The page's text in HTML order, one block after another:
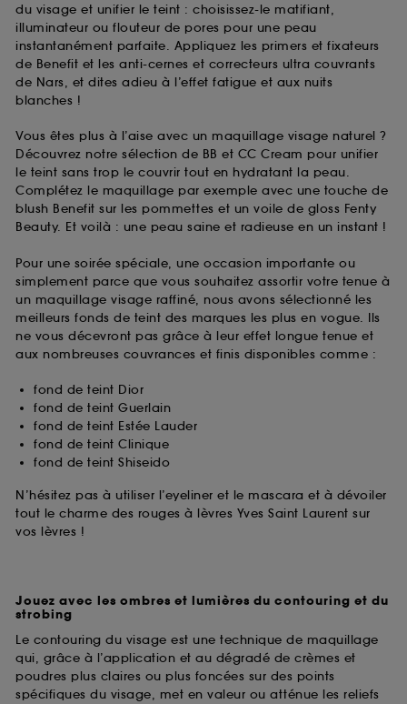
du visage et unifier le teint : choisissez-le matifiant,
illuminateur ou flouteur de pores pour une peau
instantanément parfaite. Appliquez les primers et fixateurs
de Benefit et les anti-cernes et correcteurs ultra couvrants
de Nars, et dites adieu à l’effet fatigue et aux nuits
blanches !
Vous êtes plus à l’aise avec un maquillage visage naturel ?
Découvrez notre sélection de BB et CC Cream pour unifier
le teint sans trop le couvrir tout en hydratant la peau.
Complétez le maquillage par exemple avec une touche de
blush Benefit sur les pommettes et un voile de gloss Fenty
Beauty. Et voilà : une peau saine et radieuse en un instant !
Pour une soirée spéciale, une occasion importante ou
simplement parce que vous souhaitez assortir votre tenue à
un maquillage visage raffiné, nous avons sélectionné les
meilleurs fonds de teint des marques les plus en vogue. Ils
ne vous décevront pas grâce à leur effet longue tenue et
aux nombreuses couvrances et finis disponibles comme :
fond de teint Dior
fond de teint Guerlain
fond de teint Estée Lauder
fond de teint Clinique
fond de teint Shiseido
N’hésitez pas à utiliser l’eyeliner et le mascara et à dévoiler
tout le charme des rouges à lèvres Yves Saint Laurent sur
vos lèvres !
Jouez avec les ombres et lumières du contouring et du
strobing
Le contouring du visage est une technique de maquillage
qui, grâce à l’application et au dégradé de crèmes et
poudres plus claires ou plus foncées sur des points
spécifiques du visage, met en valeur ou atténue les reliefs